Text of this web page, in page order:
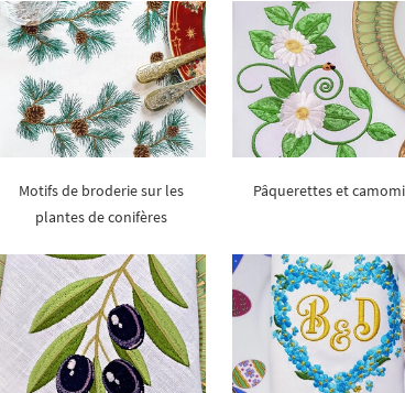
Motifs de broderie sur les
plantes de conifères
Pâquerettes et